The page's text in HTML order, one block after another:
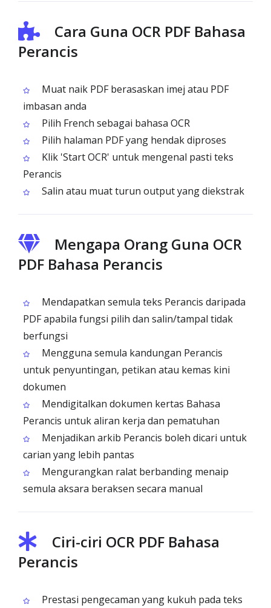
Cara Guna OCR PDF Bahasa
Perancis
Muat naik PDF berasaskan imej atau PDF
imbasan anda
Pilih French sebagai bahasa OCR
Pilih halaman PDF yang hendak diproses
Klik 'Start OCR' untuk mengenal pasti teks
Perancis
Salin atau muat turun output yang diekstrak
Mengapa Orang Guna OCR
PDF Bahasa Perancis
Mendapatkan semula teks Perancis daripada
PDF apabila fungsi pilih dan salin/tampal tidak
berfungsi
Mengguna semula kandungan Perancis
untuk penyuntingan, petikan atau kemas kini
dokumen
Mendigitalkan dokumen kertas Bahasa
Perancis untuk aliran kerja dan pematuhan
Menjadikan arkib Perancis boleh dicari untuk
carian yang lebih pantas
Mengurangkan ralat berbanding menaip
semula aksara beraksen secara manual
Ciri-ciri OCR PDF Bahasa
Perancis
Prestasi pengecaman yang kukuh pada teks